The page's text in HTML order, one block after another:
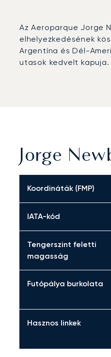
Az Aeroparque Jorge
elhelyezkedésének
Argentína és Dél-
utasok kedvelt kapuja.
Jorge
Koordináták (FMP)
IATA-kód
Tengerszint feletti
magasság
Futópálya burkolata
Hasznos linkek